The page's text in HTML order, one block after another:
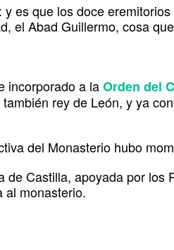
es que los doce
el Abad Guillermo, cosa
incorporado a laOrden del
rey de León, y ya
del Monasterio hubo
de Castilla, apoyada por los
al monasterio.